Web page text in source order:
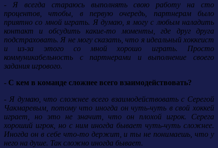
- Я всегда стараюсь выполнять свою работу на сто
процентов, чтобы, в первую очередь, партнерам было
приятно со мной играть. Я думаю, я могу с любым наладить
контакт и обсудить какие-то моменты, где друг друга
подстраховать. Я не могу сказать, что я идеальный хоккеист
и из-за этого со мной хорошо играть. Просто
коммуникабельность с партнерами и выполнение своего
задания игрового.
- С кем в команде сложнее всего взаимодействовать?
- Я думаю, что сложнее всего взаимодействовать с Серегой
Чакмаревым, потому что иногда он чуть-чуть в свой хоккей
играет, но это не значит, что он плохой игрок. Серега
хороший игрок, но с ним иногда бывает чуть-чуть сложнее.
Иногда он в себе что-то держит, и ты не понимаешь, что у
него на душе. Так сложно иногда бывает.